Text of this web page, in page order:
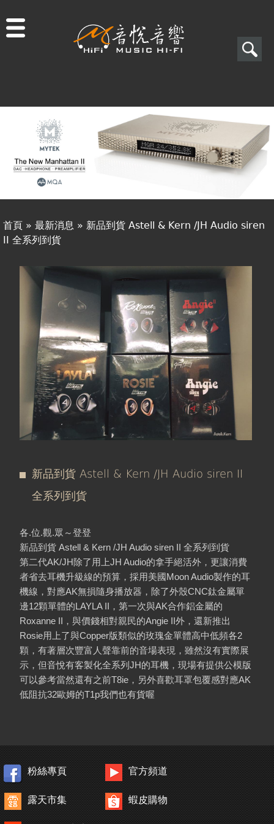
搜
表
單
搜
尋
商品一覽
二手專區
視聽專欄
購物須知
線上商城
您
在
首頁 » 最新消息 » 新品到貨 Astell & Kern /JH Audio siren
II 全系列到貨
新品到貨 Astell & Kern /JH Audio siren II
全系列到貨
各.位.觀.眾～登登
新品到貨 Astell & Kern /JH Audio siren II 全系列到貨
第二代AK/JH除了用上JH Audio的拿手絕活外，更讓消費
者省去耳機升級線的預算，採用美國Moon Audio製作的耳
機線，對應AK無損隨身播放器，除了外殼CNC鈦金屬單
邊12顆單體的LAYLA II，第一次與AK合作鋁金屬的
Roxanne II，與價錢相對親民的Angie II外，還新推出
Rosie用上了與Copper版類似的玫瑰金單體高中低頻各2
顆，有著層次豐富人聲靠前的音場表現，雖然沒有實際展
示，但音悅有客製化全系列JH的耳機，現場有提供公模版
可以參考當然還有之前T8ie，另外喜歡耳罩包覆感對應AK
低阻抗32歐姆的T1p我們也有貨喔
粉絲專頁 官方頻道
露天市集 蝦皮購物